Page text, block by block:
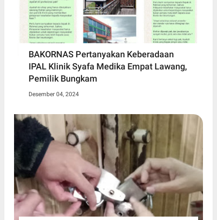
BAKORNAS Pertanyakan Keberadaan
IPAL Klinik Syafa Medika Empat Lawang,
Pemilik Bungkam
Desember 04, 2024